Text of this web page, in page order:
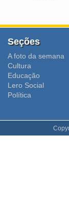
Seções
A foto da semana
Cultura
Educação
Lero Social
Polí­tica